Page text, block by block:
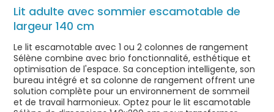
Lit adulte avec sommier escamotable de
largeur 140 cm
Le lit escamotable avec 1 ou 2 colonnes de rangement
Sélène combine avec brio fonctionnalité, esthétique et
optimisation de l'espace. Sa conception intelligente, son
bureau intégré et sa colonne de rangement offrent une
solution complète pour un environnement de sommeil
et de travail harmonieux. Optez pour le lit escamotable